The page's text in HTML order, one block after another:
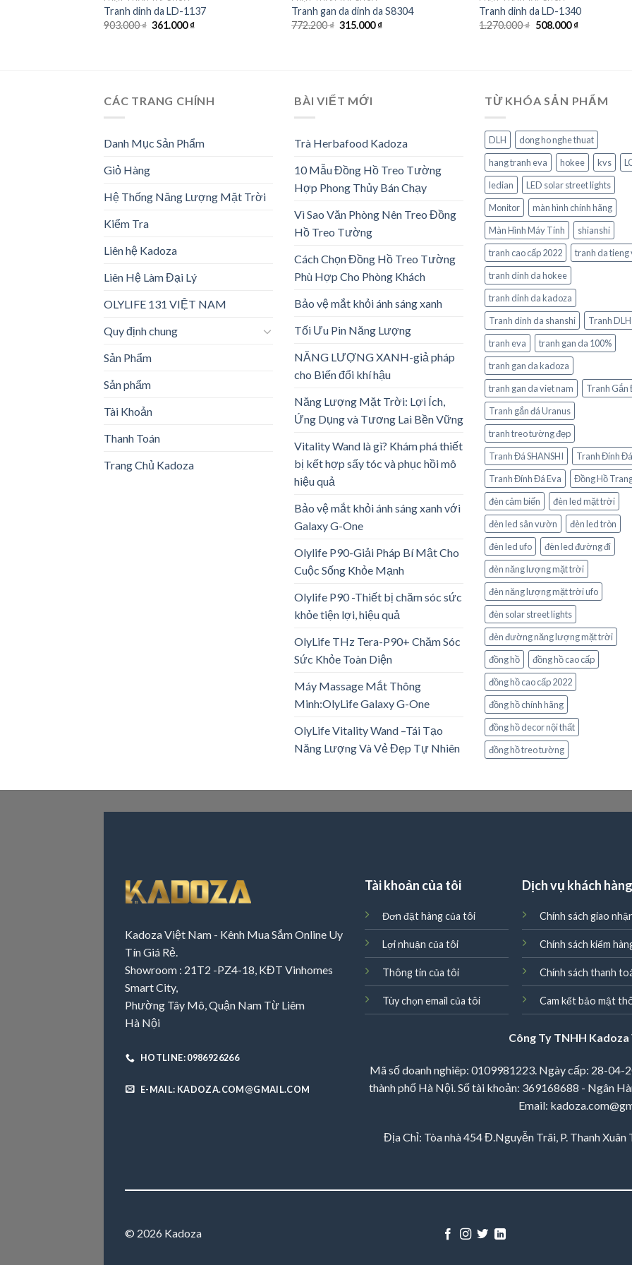
Tranh dinh da LD-1137
903.000₫ Giá
361.000₫Giá
Tranh gan da dinh da S8304
772.200₫ Giá
315.000₫Giá
Tranh dinh da LD-1340
1.270.000₫ Giá
508.000₫Giá
CÁC TRANG CHÍNH
Danh Mục Sản Phẩm
Giỏ Hàng
Hệ Thống Năng Lượng Mặt Trời
Kiểm Tra
Liên hệ Kadoza
Liên Hệ Làm Đại Lý
OLYLIFE 131 VIỆT NAM
Quy định chung
Sản Phẩm
Sản phẩm
Tài Khoản
Thanh Toán
Trang Chủ Kadoza
BÀI VIẾT MỚI
Trà Herbafood Kadoza
10 Mẫu Đồng Hồ Treo Tường
Hợp Phong Thủy Bán Chạy
Vì Sao Văn Phòng Nên Treo Đồng
Hồ Treo Tường
Cách Chọn Đồng Hồ Treo Tường
Phù Hợp Cho Phòng Khách
Bảo vệ mắt khỏi ánh sáng xanh
Tối Ưu Pin Năng Lượng
NĂNG LƯỢNG XANH-giả pháp
cho Biến đổi khí hậu
Năng Lượng Mặt Trời: Lợi Ích,
Ứng Dụng và Tương Lai Bền Vững
Vitality Wand là gì? Khám phá thiết
bị kết hợp sấy tóc và phục hồi mô
hiệu quả
Bảo vệ mắt khỏi ánh sáng xanh với
Galaxy G-One
Olylife P90-Giải Pháp Bí Mật Cho
Cuộc Sống Khỏe Mạnh
Olylife P90 -Thiết bị chăm sóc sức
khỏe tiện lợi, hiệu quả
OlyLife THz Tera-P90+ Chăm Sóc
Sức Khỏe Toàn Diện
Máy Massage Mắt Thông
Minh:OlyLife Galaxy G-One
OlyLife Vitality Wand –Tái Tạo
Năng Lượng Và Vẻ Đẹp Tự Nhiên
TỪ KHÓA SẢN PHẨM
DLH
dong ho nghe thuat
hang tranh eva
hokee kvs
ledian
LED solar street lights
Monitor
màn hình chính hãng
Màn Hình Máy Tính
shianshi
tranh cao cấp 2022
tranh da tieng
tranh dinh da hokee
tranh dinh da kadoza
Tranh dinh da shanshi
Tranh DLH
tranh eva
tranh gan da 100%
tranh gan da kadoza
tranh gan da viet nam
Tranh Gắn
Tranh gắn đá Uranus
tranh treo tường đẹp
Tranh Đá SHANSHI
Tranh Đính Đá
Tranh Đính Đá Eva
Đồng Hồ
đèn cảm biến
đèn led mặt trời
đèn led sân vườn
đèn led tròn
đèn led ufo
đèn led đường đi
đèn năng lượng mặt trời
đèn năng lượng mặt trời ufo
đèn solar street lights
đèn đường năng lượng mặt trời
đồng hồ
đồng hồ cao cấp
đồng hồ cao cấp 2022
đồng hồ chính hãng
đồng hồ decor nội thất
đồng hồ treo tường
Kadoza Việt Nam - Kênh Mua Sắm Online Uy
Tín Giá Rẻ.
Showroom : 21T2 -PZ4-18, KĐT Vinhomes
Smart City,
Phường Tây Mô, Quận Nam Từ Liêm
Hà Nội
HOTLINE: 0986926266
E-MAIL: KADOZA.COM@GMAIL.COM
Tài khoản của tôi
Đơn đặt hàng của tôi
Lợi nhuận của tôi
Thông tin của tôi
Tùy chọn email của tôi
Dịch vụ khách hàng
Chính sách giao
Chính sách kiểm
Chính sách thanh
Cam kết bảo mật
Công Ty TNHH
Mã số doanh nghiêp: 0109981223. Ngày cấp: 28-
thành phố Hà Nội. Số tài khoản: 369168688 - Ngân
Email:
Địa Chỉ: Tòa nhà 454 Đ.Nguyễn Trãi, P. Thanh Xuân
© 2026 Kadoza